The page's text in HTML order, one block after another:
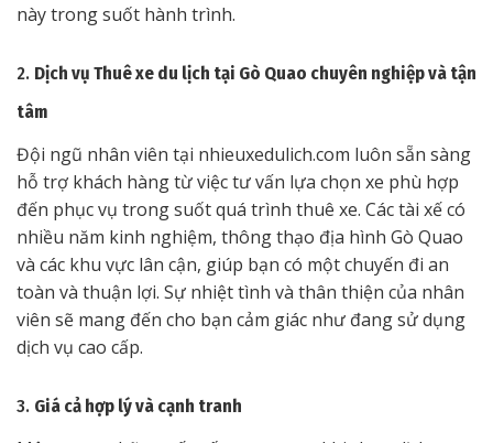
này trong suốt hành trình.
2. Dịch vụ Thuê xe du lịch tại Gò Quao chuyên nghiệp và tận
tâm
Đội ngũ nhân viên tại nhieuxedulich.com luôn sẵn sàng
hỗ trợ khách hàng từ việc tư vấn lựa chọn xe phù hợp
đến phục vụ trong suốt quá trình thuê xe. Các tài xế có
nhiều năm kinh nghiệm, thông thạo địa hình Gò Quao
và các khu vực lân cận, giúp bạn có một chuyến đi an
toàn và thuận lợi. Sự nhiệt tình và thân thiện của nhân
viên sẽ mang đến cho bạn cảm giác như đang sử dụng
dịch vụ cao cấp.
3. Giá cả hợp lý và cạnh tranh